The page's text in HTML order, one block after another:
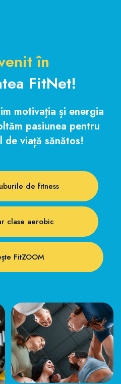
în
FitNet!
motivația și energia
pasiunea pentru
de viață sănătos!
de fitness
clase aerobic
FitZOOM